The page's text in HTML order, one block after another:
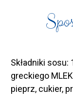
Składniki sosu:
greckiego
pieprz, cukier,